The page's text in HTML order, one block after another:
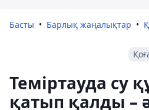
Басты Барлық жаңалықтар
Теміртауда су
қатып қалды –